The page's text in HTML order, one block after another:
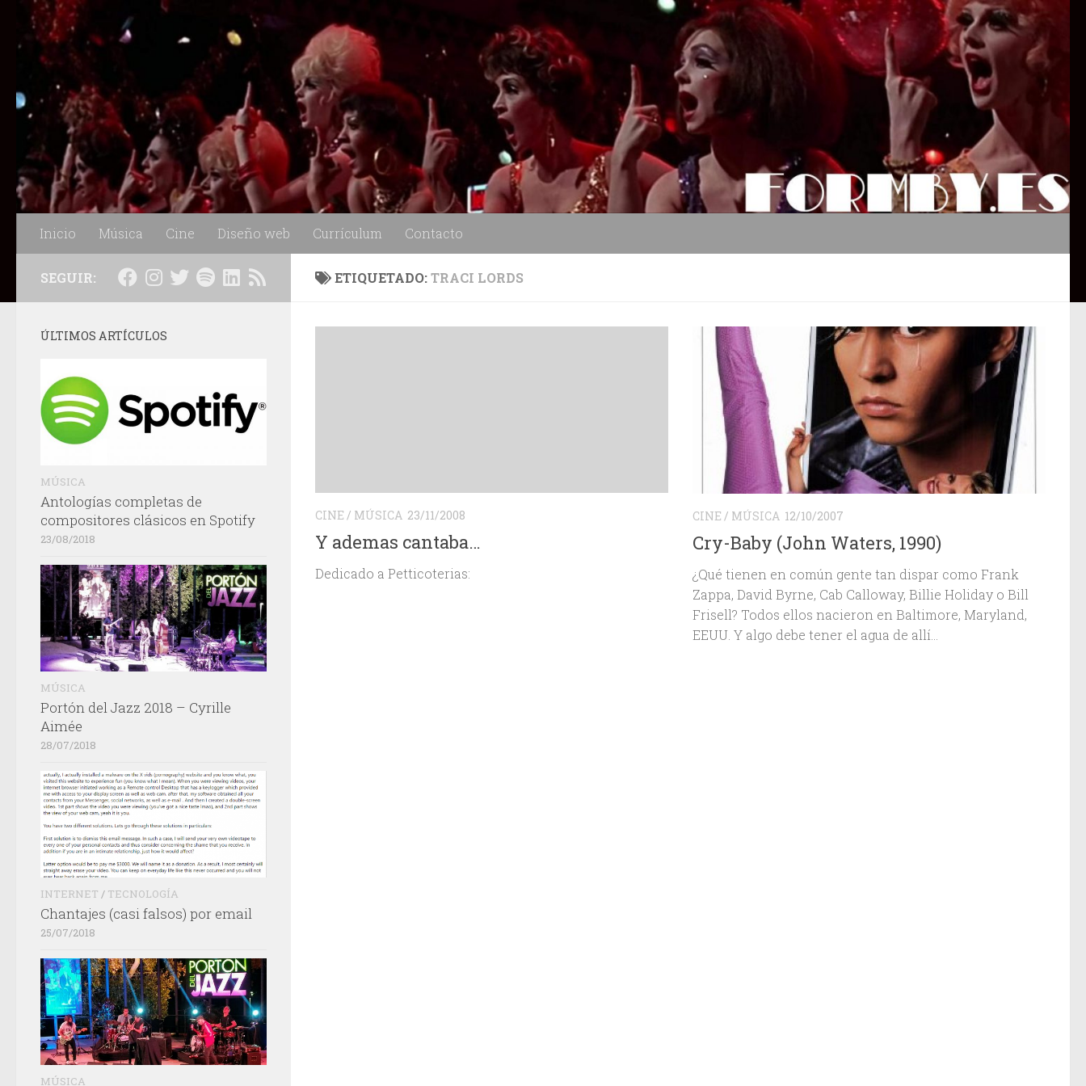
Saltar al contenido
Inicio Música Cine Diseño web Currículum Contacto
ETIQUETADO:TRACI LORDS
CINE / MÚSICA 23/11/2008
Y ademas cantaba…
Dedicado a Petticoterias:
CINE / MÚSICA 12/10/2007
Cry-Baby (John Waters, 1990)
¿Qué tienen en común gente tan dispar como Frank
Zappa, David Byrne, Cab Calloway, Billie Holiday o Bill
Frisell? Todos ellos nacieron en Baltimore, Maryland,
EEUU. Y algo debe tener el agua de allí...
SEGUIR:
ÚLTIMOS ARTÍCULOS
MÚSICA
Antologías completas de
compositores clásicos en Spotify
23/08/2018
MÚSICA
Portón del Jazz 2018 – Cyrille
Aimée
28/07/2018
INTERNET / TECNOLOGÍA
Chantajes (casi falsos) por email
25/07/2018
MÚSICA